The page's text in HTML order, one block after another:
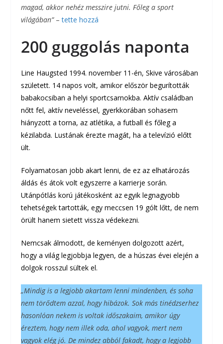
magad, akkor nehéz messzire jutni. Főleg a sport
világában”– tette hozzá
200 guggolás naponta
Line Haugsted 1994. november 11-én, Skive városában
született. 14 napos volt, amikor először begurították
babakocsiban a helyi sportcsarnokba. Aktív családban
nőtt fel, aktív neveléssel, gyerkkorában sohasem
hiányzott a torna, az atlétika, a futball és főleg a
kézilabda. Lustának érezte magát, ha a televízió előtt
ült.
Folyamatosan jobb akart lenni, de ez az elhatározás
áldás és átok volt egyszerre a karrierje során.
Utánpótlás korú játékosként az egyik legnagyobb
tehetségek tartották, egy meccsen 19 gólt lőtt, de nem
örült hanem sietett vissza védekezni.
Nemcsak álmodott, de keményen dolgozott azért,
hogy a világ legjobbja legyen, de a húszas évei elején a
dolgok rosszul sültek el.
„Mindig is a legjobb akartam lenni mindenben, és soha
nem törődtem azzal, hogy hibázok. Sok más tinédzserhez
hasonlóan nekem is voltak időszakaim, amikor úgy
éreztem, hogy nem illek oda, ahol vagyok, mert nem
vagyok elég jó. De mindez abból fakadt, hogy a legjobb